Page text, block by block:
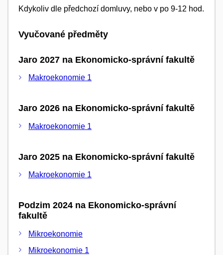
Kdykoliv dle předchozí domluvy, nebo v po 9-12 hod.
Vyučované předměty
Jaro 2027 na Ekonomicko-správní fakultě
Makroekonomie 1
Jaro 2026 na Ekonomicko-správní fakultě
Makroekonomie 1
Jaro 2025 na Ekonomicko-správní fakultě
Makroekonomie 1
Podzim 2024 na Ekonomicko-správní
fakultě
Mikroekonomie
Mikroekonomie 1